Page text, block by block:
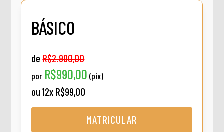
BÁSICO
deR$2.990,00
por R$990,00 (pix)
ou 12x R$99,00
MATRICULAR